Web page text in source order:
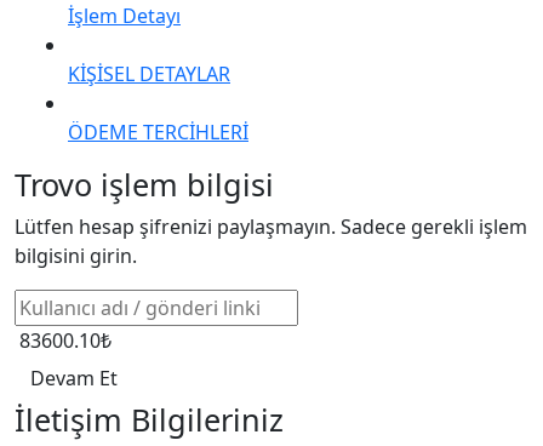
İşlem Detayı
KİŞİSEL DETAYLAR
ÖDEME TERCİHLERİ
Trovo işlem bilgisi
Lütfen hesap şifrenizi paylaşmayın. Sadece gerekli işlem
bilgisini girin.
83600.10₺
Devam Et
İletişim Bilgileriniz